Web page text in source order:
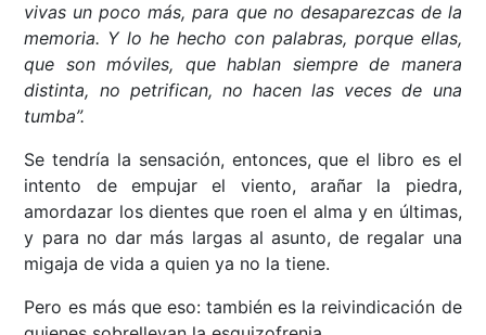
vivas un poco más, para que no desaparezcas de la
memoria. Y lo he hecho con palabras, porque ellas,
que son móviles, que hablan siempre de manera
distinta, no petrifican, no hacen las veces de una
tumba”.
Se tendría la sensación, entonces, que el libro es el
intento de empujar el viento, arañar la piedra,
amordazar los dientes que roen el alma y en últimas,
y para no dar más largas al asunto, de regalar una
migaja de vida a quien ya no la tiene.
Pero es más que eso: también es la reivindicación de